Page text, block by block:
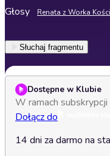
Głosy Renata z Worka Kości
Słuchaj fragmentu
Dostępne w Klubie
W ramach
Dołącz do
14 dni za darmo na